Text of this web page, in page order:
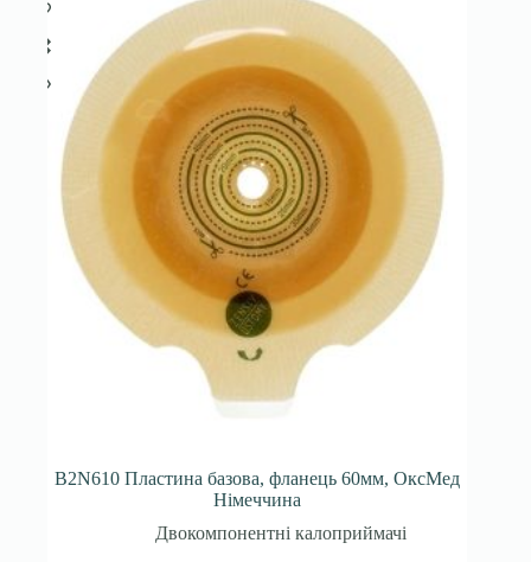
B2N610 Пластина базова, фланець 60мм, ОксМед
Німеччина
Двокомпонентні калоприймачі